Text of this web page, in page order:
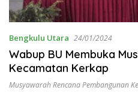
Bengkulu Utara 24/01/2024
Wabup BU Membuka
Kecamatan Kerkap
Musyawarah Rencana Pembangunan